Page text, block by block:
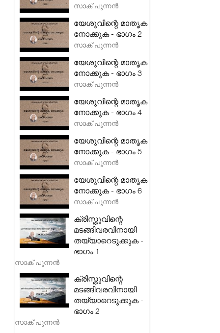
സാക് പുന്നൻ
യേശുവിന്റെ മാതൃക
നോക്കുക - ഭാഗം 2
സാക് പുന്നൻ
യേശുവിന്റെ മാതൃക
നോക്കുക - ഭാഗം 3
സാക് പുന്നൻ
യേശുവിന്റെ മാതൃക
നോക്കുക - ഭാഗം 4
സാക് പുന്നൻ
യേശുവിന്റെ മാതൃക
നോക്കുക - ഭാഗം 5
സാക് പുന്നൻ
യേശുവിന്റെ മാതൃക
നോക്കുക - ഭാഗം 6
സാക് പുന്നൻ
ക്രിസ്തുവിന്റെ
മടങ്ങിവരവിനായി
തയ്യാറെടുക്കുക -
ഭാഗം 1
സാക് പുന്നൻ
ക്രിസ്തുവിന്റെ
മടങ്ങിവരവിനായി
തയ്യാറെടുക്കുക -
ഭാഗം 2
സാക് പുന്നൻ